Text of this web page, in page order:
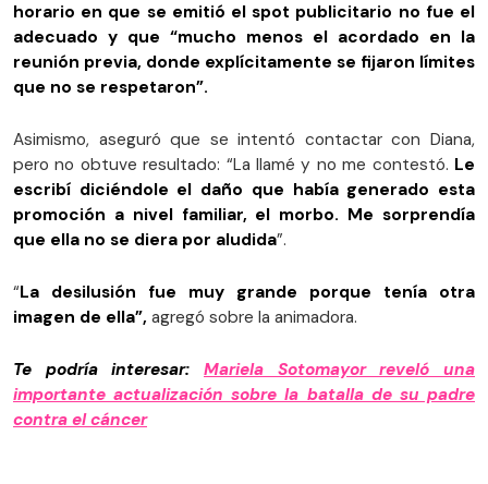
horario en que se emitió el spot publicitario no fue el
adecuado y que “mucho menos el acordado en la
reunión previa, donde explícitamente se fijaron límites
que no se respetaron”.
Asimismo, aseguró que se intentó contactar con Diana,
pero no obtuve resultado: “La llamé y no me contestó. Le
escribí diciéndole el daño que había generado esta
promoción a nivel familiar, el morbo. Me sorprendía
que ella no se diera por aludida”.
“La desilusión fue muy grande porque tenía otra
imagen de ella”, agregó sobre la animadora.
Te podría interesar: Mariela Sotomayor reveló una
importante actualización sobre la batalla de su padre
contra el cáncer